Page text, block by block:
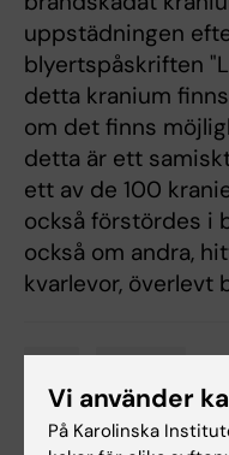
uppstädningen
blyertspåskriften
detta kranium
om det finns
detta är ett
ett av de 100
också förstördes i
också om andra,
kvarlevor, överlevt
Tags
Vi använder
På Karolinska